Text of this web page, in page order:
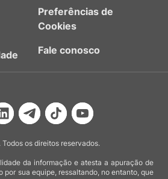
Preferências de
Cookies
Fale conosco
os direitos reservados.
da informação e atesta a apuração de
por sua equipe, ressaltando, no entanto, que